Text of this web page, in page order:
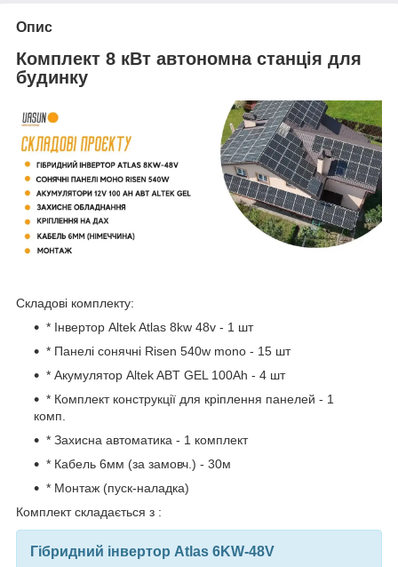
Опис
Комплект 8 кВт автономна станція для
будинку
Складові комплекту:
* Інвертор Altek Atlas 8kw 48v - 1 шт
* Панелі сонячні Risen 540w mono - 15 шт
* Акумулятор Altek ABT GEL 100Ah - 4 шт
* Комплект конструкції для кріплення панелей - 1
комп.
* Захисна автоматика - 1 комплект
* Кабель 6мм (за замовч.) - 30м
* Монтаж (пуск-наладка)
Комплект складається з :
Гібридний інвертор Atlas 6KW-48V